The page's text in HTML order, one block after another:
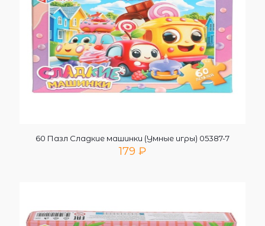
60 Пазл Сладкие машинки (Умные игры) 05387-7
179 ₽